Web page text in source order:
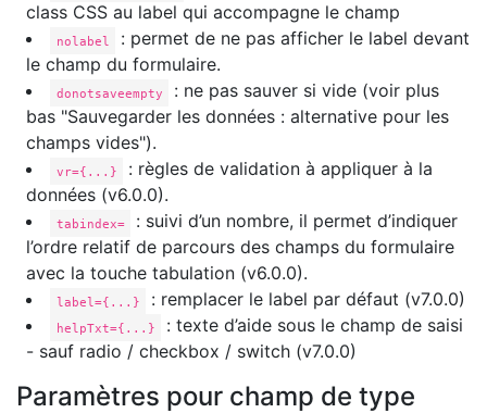
class CSS au label qui accompagne le champ
nolabel
: permet de ne pas afficher le label devant
le champ du formulaire.
donotsaveempty
: ne pas sauver si vide (voir plus
bas "Sauvegarder les données : alternative pour les
champs vides").
vr={...}
: règles de validation à appliquer à la
données (v6.0.0).
tabindex=
: suivi d’un nombre, il permet d’indiquer
l’ordre relatif de parcours des champs du formulaire
avec la touche tabulation (v6.0.0).
label={...} : remplacer le label par défaut (v7.0.0)
helpTxt={...}
: texte d’aide sous le champ de saisi
- sauf radio / checkbox / switch (v7.0.0)
Paramètres pour champ de type